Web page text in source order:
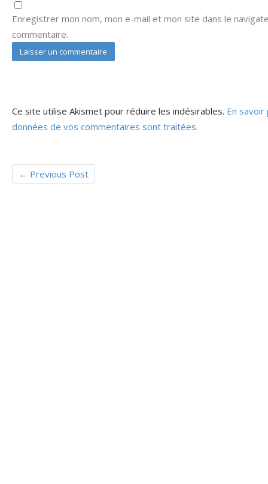
Enregistrer mon nom, mon e-mail et mon site dans le
commentaire.
Ce site utilise Akismet pour réduire les indésirables. En
données de vos commentaires sont traitées.
← Previous Post